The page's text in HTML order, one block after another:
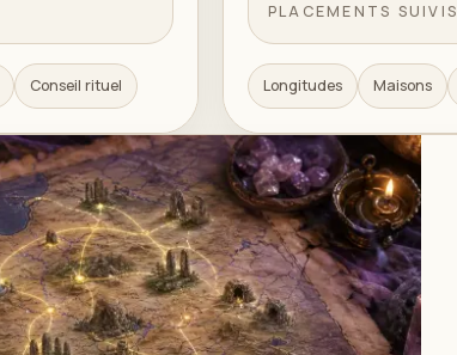
Conseil rituel
PLACEMENTS SUIVIS
Longitudes Maisons